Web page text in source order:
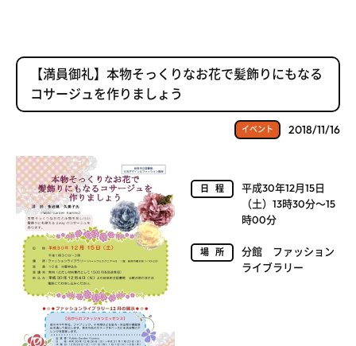
【満員御礼】本物そっくりなお花で髪飾りにもなる
コサージュを作りましょう
イベント 2018/11/16
日程
平成30年12月15日
（土）13時30分～15
時00分
場所
分館 ファッション
ライブラリー